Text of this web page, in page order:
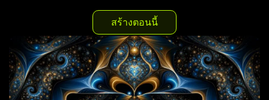
สร้างตอนนี้